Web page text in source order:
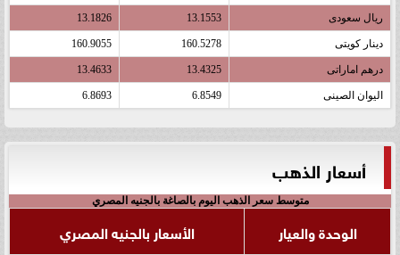
ريال سعودى 13.1553
13.1826
دينار كويتى 160.5278
160.9055
درهم اماراتى 13.4325
13.4633
اليوان الصينى 6.8549
6.8693
أسعار الذهب
متوسط سعر الذهب اليوم بالصاغة بالجنيه المصري
الوحدة والعيار
الأسعار بالجنيه المصري